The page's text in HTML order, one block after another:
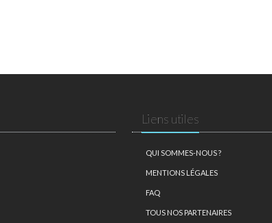
Liens utiles
QUI SOMMES-NOUS ?
MENTIONS LÉGALES
FAQ
TOUS NOS PARTENAIRES